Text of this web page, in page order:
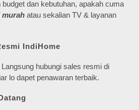
budget dan kebutuhan, apakah cuma
murah atau sekalian TV & layanan
IndiHome
hubungi sales resmi di
lo dapet penawaran terbaik.